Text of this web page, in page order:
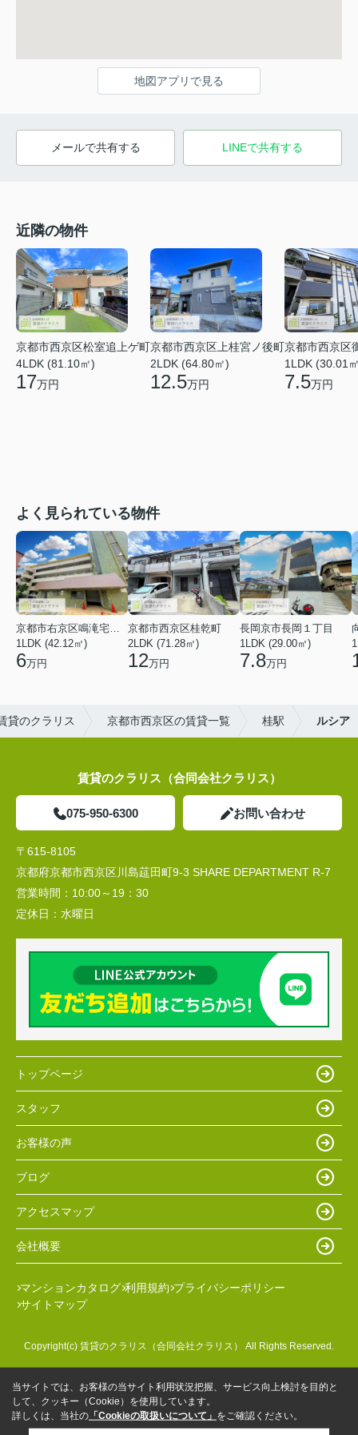
地図アプリで見る
メールで共有する LINEで共有する
近隣の物件
京都市西京区松室追上ゲ町
4LDK (81.10㎡)
17万円
京都市西京区上桂宮ノ後町
2LDK (64.80㎡)
12.5万円
京都市西京区
1LDK (30.01
7.5万円
よく見られている物件
京都市右京区鳴滝宅間町
1LDK (42.12㎡)
6万円
京都市西京区桂乾町
2LDK (71.28㎡)
12万円
長岡京市長岡１丁目
1LDK (29.00㎡)
7.8万円
貸のクラリス 京都市西京区の賃貸一覧 桂駅 ルシア
賃貸のクラリス（合同会社クラリス）
075-950-6300 お問い合わせ
〒615-8105
京都府京都市西京区川島莚田町9-3 SHARE DEPARTMENT R-7
営業時間： 10:00～19：30
定休日： 水曜日
トップページ
スタッフ
お客様の声
ブログ
アクセスマップ
会社概要
マンションカタログ 利用規約 プライバシーポリシー
サイトマップ
Copyright(c) 賃貸のクラリス（合同会社クラリス） All Rights Reserved.
当サイトでは、お客様の当サイト利用状況把握、サービス向上検討を目的と
して、クッキー（Cookie）を使用しています。
詳しくは、当社の 「Cookieの取扱いについて」 をご確認ください。